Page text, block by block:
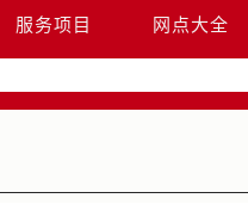
服务项目 网点大全
提前预约）
约）
）
前预约）